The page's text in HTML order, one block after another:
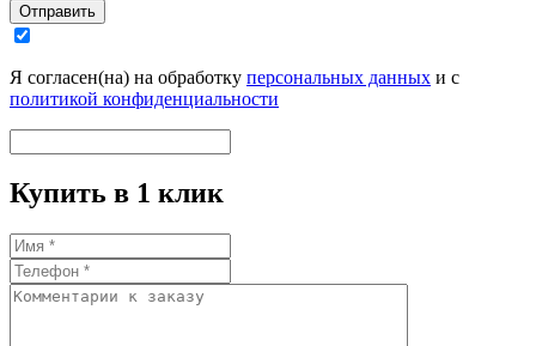
Отправить
Я согласен(на) на обработку персональных данных и с
политикой конфиденциальности
Купить в 1 клик